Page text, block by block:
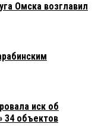
Омска возглавил
иск об
34 объектов